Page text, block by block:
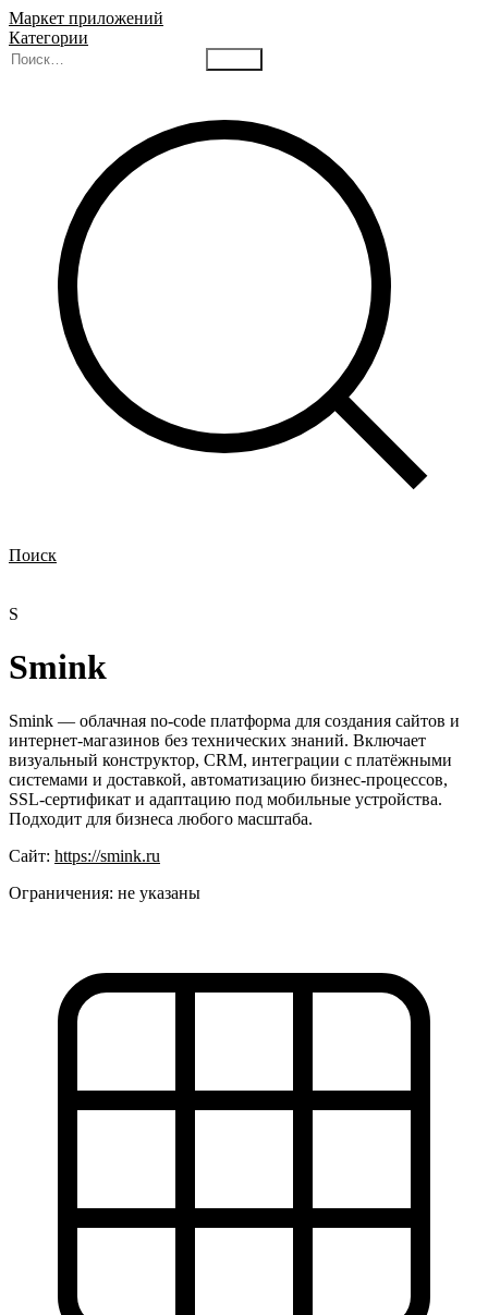
Маркет приложений
Категории
Поиск
S
Smink
Smink — облачная no-code платформа для создания сайтов и
интернет-магазинов без технических знаний. Включает
визуальный конструктор, CRM, интеграции с платёжными
системами и доставкой, автоматизацию бизнес-процессов,
SSL-сертификат и адаптацию под мобильные устройства.
Подходит для бизнеса любого масштаба.
Сайт: https://smink.ru
Ограничения: не указаны